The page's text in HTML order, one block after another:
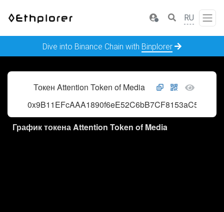
RU
Dive into Binance Chain with Binplorer
Токен Attention Token of Media
График токена Attention Token of Media